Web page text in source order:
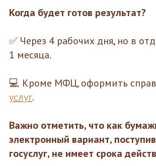
Когда будет готов результат?
✅ Через 4 рабочих дня, но в
1 месяца.
💻 Кроме МФЦ, оформить
услуг.
Важно отметить, что как
электронный вариант,
госуслуг, не имеет срока